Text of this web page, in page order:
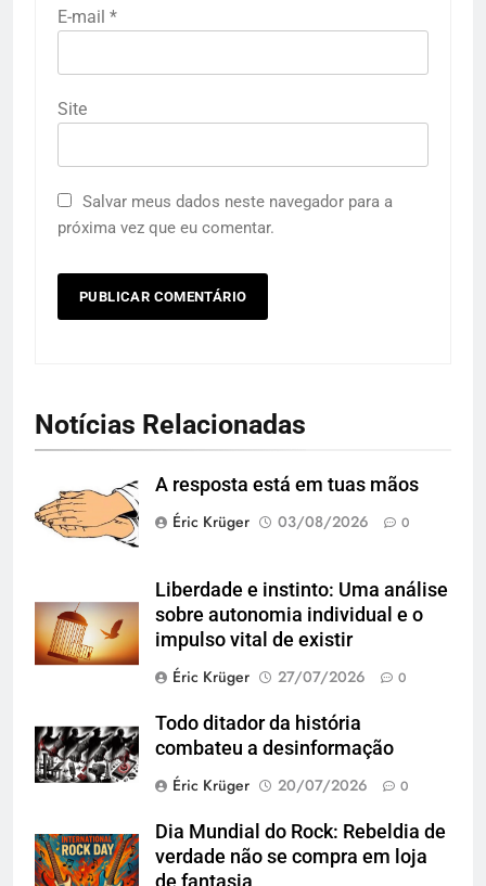
E-mail *
Site
Salvar meus dados neste navegador para a
próxima vez que eu comentar.
Notícias Relacionadas
A resposta está em tuas mãos
Éric Krüger
03/08/2026 0
Liberdade e instinto: Uma análise
sobre autonomia individual e o
impulso vital de existir
Éric Krüger
27/07/2026 0
Todo ditador da história
combateu a desinformação
Éric Krüger
20/07/2026 0
Dia Mundial do Rock: Rebeldia de
verdade não se compra em loja
de fantasia